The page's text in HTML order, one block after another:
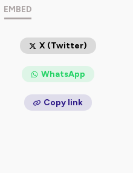
vers un monde
Bruxelles est la
de 200 nationalités
EMBED
X (Twitter)
WhatsApp
Copy link